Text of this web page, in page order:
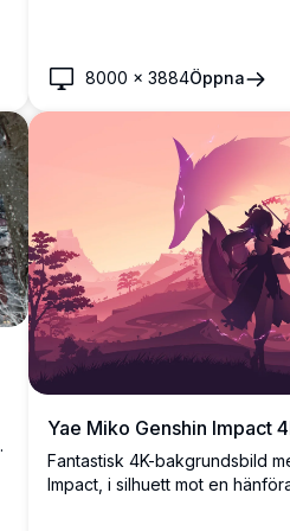
8000 × 3884Öppna
Yae Miko Genshin Impact
Fantastisk 4K-bakgrundsbild
Impact, i silhuett mot en